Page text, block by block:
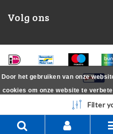
Volg ons
Filter
Door het gebruiken van onze
cookies om onze website te
Meer